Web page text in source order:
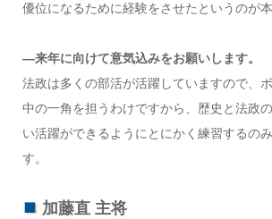
優位になるために経験をさせたというのが本
―来年に向けて意気込みをお願いします。
法政は多くの部活が活躍していますので、
中の一角を担うわけですから、歴史と法政
い活躍ができるようにとにかく練習するの
す。
加藤直 主将